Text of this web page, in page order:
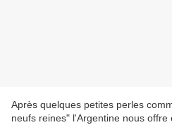
Après quelques petites perles
neufs reines" l'Argentine nous offre